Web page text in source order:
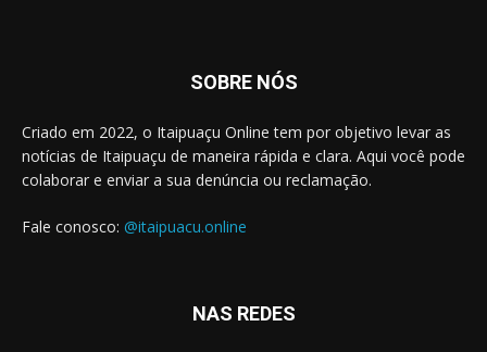
SOBRE NÓS
Criado em 2022, o Itaipuaçu Online tem por objetivo levar as
notícias de Itaipuaçu de maneira rápida e clara. Aqui você pode
colaborar e enviar a sua denúncia ou reclamação.
Fale conosco: @itaipuacu.online
NAS REDES